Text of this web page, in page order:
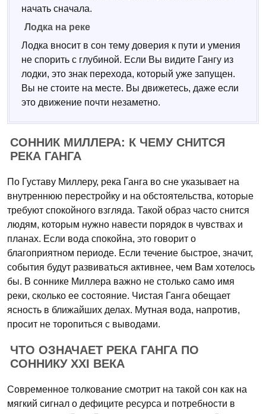
начать сначала.
Лодка на реке
Лодка вносит в сон тему доверия к пути и умения
не спорить с глубиной. Если Вы видите Гангу из
лодки, это знак перехода, который уже запущен.
Вы не стоите на месте. Вы движетесь, даже если
это движение почти незаметно.
СОННИК МИЛЛЕРА: К ЧЕМУ СНИТСЯ
РЕКА ГАНГА
По Густаву Миллеру, река Ганга во сне указывает на
внутреннюю перестройку и на обстоятельства, которые
требуют спокойного взгляда. Такой образ часто снится
людям, которым нужно навести порядок в чувствах и
планах. Если вода спокойна, это говорит о
благоприятном периоде. Если течение быстрое, значит,
события будут развиваться активнее, чем Вам хотелось
бы. В соннике Миллера важно не столько само имя
реки, сколько ее состояние. Чистая Ганга обещает
ясность в ближайших делах. Мутная вода, напротив,
просит не торопиться с выводами.
ЧТО ОЗНАЧАЕТ РЕКА ГАНГА ПО
СОННИКУ XXI ВЕКА
Современное толкование смотрит на такой сон как на
мягкий сигнал о дефиците ресурса и потребности в